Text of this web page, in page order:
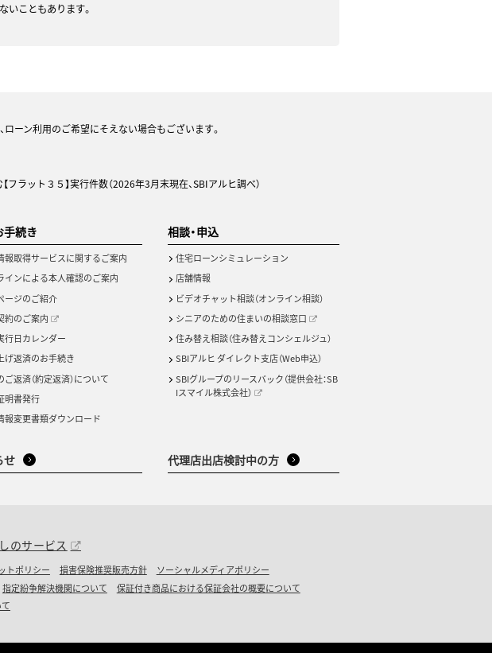
いこともあります。
ーン利用のご希望にそえない場合もございます。
ラット３５】実行件数（2026年3月末現在、SBIアルヒ調べ）
手続き
報取得サービスに関するご案内
インによる本人確認のご案内
ージのご紹介
約のご案内
行日カレンダー
げ返済のお手続き
ご返済（約定返済）について
明書発行
報変更書類ダウンロード
相談・申込
住宅ローンシミュレーション
店舗情報
ビデオチャット相談（オンライン相談）
シニアのための住まいの相談窓口
住み替え相談（住み替えコンシェルジュ）
SBIアルヒ ダイレクト支店（Web申込）
SBIグループのリースバック（提供会社：SB
Iスマイル株式会社）
せ 代理店出店検討中の方
のサービス
トポリシー 損害保険推奨販売方針
ソーシャルメディアポリシー
指定紛争解決機関について
保証付き商品における保証会社の概要について